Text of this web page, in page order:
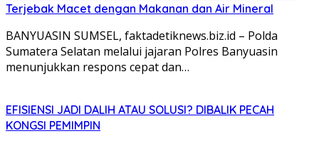
Terjebak Macet dengan Makanan dan Air Mineral
BANYUASIN SUMSEL, faktadetiknews.biz.id – Polda
Sumatera Selatan melalui jajaran Polres Banyuasin
menunjukkan respons cepat dan…
EFISIENSI JADI DALIH ATAU SOLUSI? DIBALIK PECAH
KONGSI PEMIMPIN